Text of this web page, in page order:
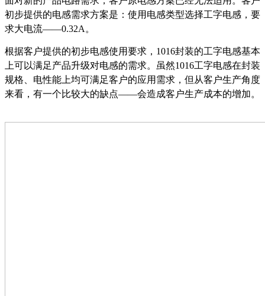
初步提供的电感需求方案是：使用电感类型选择工字电感，要
求大电流——0.32A。
根据客户提供的初步电感使用要求， 1016封装的工字电感基本
上可以满足产品升级对电感的需求。虽然1016工字电感在封装
规格、电性能上均可满足客户的应用需求，但从客户生产角度
来看，有一个比较大的缺点——会造成客户生产成本的增加。